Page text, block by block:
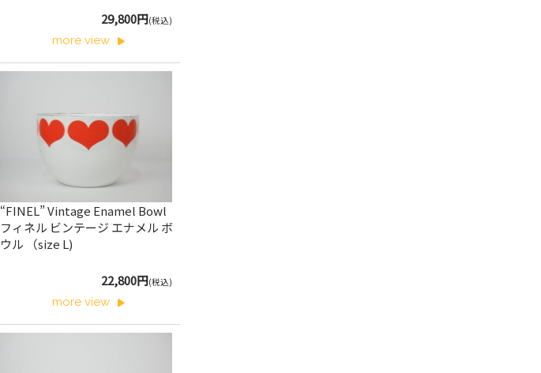
29,800円(税込)
more view
“FINEL” Vintage Enamel Bowl
フィネル ビンテージ エナメル ボ
ウル （size L)
22,800円(税込)
more view